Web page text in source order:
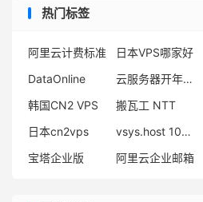
热门标签
阿里云计费标准 日本VPS哪家好
DataOnline
云服务器开年采购
韩国CN2 VPS
搬瓦工 NTT
日本cn2vps
vsys.host 10Gbps带宽服务器
宝塔企业版
阿里云企业邮箱